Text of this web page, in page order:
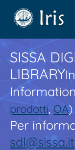
SISSA
LIBRARY
prodotti,OA)
Per
sdl@sissa.it